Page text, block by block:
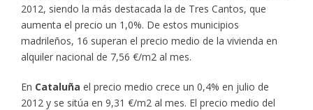
2012, siendo la más destacada la de Tres Cantos, que
aumenta el precio un 1,0%. De estos municipios
madrileños, 16 superan el precio medio de la vivienda en
alquiler nacional de 7,56 €/m2 al mes.
En Cataluña el precio medio crece un 0,4% en julio de
2012 y se sitúa en 9,31 €/m2 al mes. El precio medio del